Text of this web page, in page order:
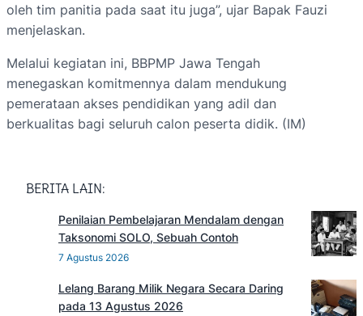
oleh tim panitia pada saat itu juga”, ujar Bapak Fauzi
menjelaskan.
Melalui kegiatan ini, BBPMP Jawa Tengah
menegaskan komitmennya dalam mendukung
pemerataan akses pendidikan yang adil dan
berkualitas bagi seluruh calon peserta didik. (IM)
BERITA LAIN:
Penilaian Pembelajaran Mendalam dengan
Taksonomi SOLO, Sebuah Contoh
7 Agustus 2026
Lelang Barang Milik Negara Secara Daring
pada 13 Agustus 2026